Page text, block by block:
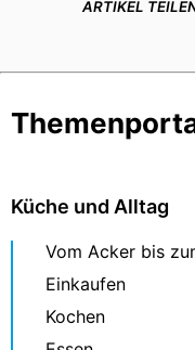
ARTIKEL
Küche und Alltag
Vom Acker bis
Einkaufen
Kochen